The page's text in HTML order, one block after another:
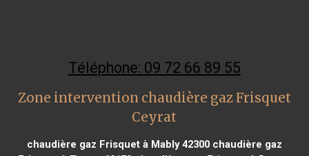
Téléphone: 09 72 66 89 55
Zone intervention chaudière gaz Frisquet
Ceyrat
chaudière gaz Frisquet à Mably 42300chaudière gaz